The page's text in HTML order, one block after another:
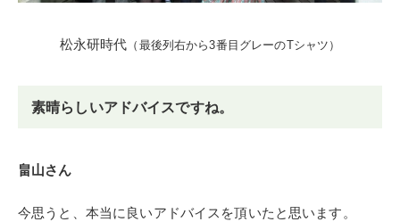
松永研時代 （最後列右から3番目グレーのTシャツ）
素晴らしいアドバイスですね。
畠山さん
今思うと、本当に良いアドバイスを頂いたと思います。